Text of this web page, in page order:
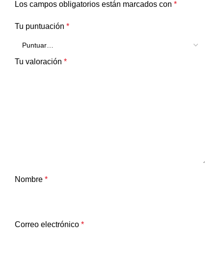
Los campos obligatorios están marcados con *
Tu puntuación *
Tu valoración *
Nombre *
Correo electrónico *